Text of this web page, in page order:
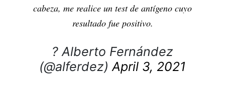
cabeza, me realice un test de antígeno cuyo
resultado fue positivo.
? Alberto Fernández
(@alferdez)April 3, 2021